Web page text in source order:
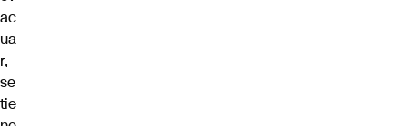
ac
ua
r,
se
tie